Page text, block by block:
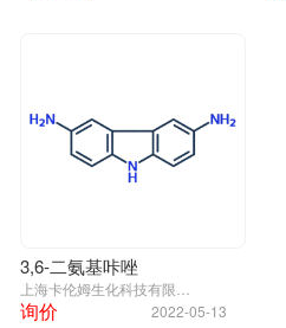
3,6-二氨基咔唑
2022-05-13
询价